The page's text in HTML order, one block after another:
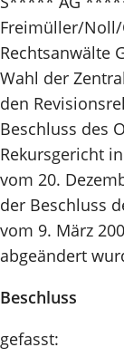
Freimüller/
Rechtsanwälte
Wahl der
den
Beschluss des
Rekursgericht
vom 20.
der Beschluss
vom 9. März
abgeändert
Beschluss
gefasst: